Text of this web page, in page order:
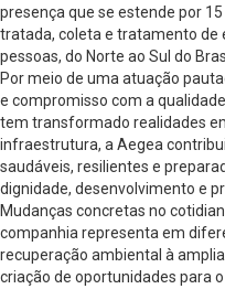
presença que se estende por
tratada, coleta e tratamento de
pessoas, do Norte ao Sul do
Por meio de uma atuação
e compromisso com a
tem transformado realidades
infraestrutura, a Aegea
saudáveis, resilientes e
dignidade, desenvolvimento e
Mudanças concretas no
companhia representa em
recuperação ambiental à
criação de oportunidades para